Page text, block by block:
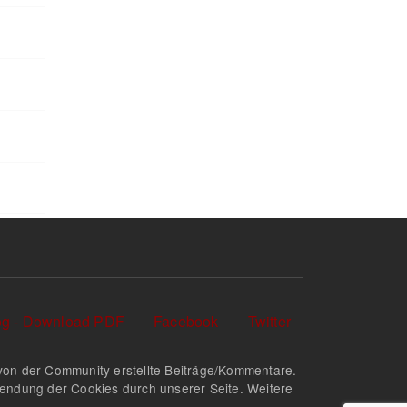
- Download PDF Facebook Twitter
der Community erstellte Beiträge/Kommentare.
der Cookies durch unserer Seite. Weitere